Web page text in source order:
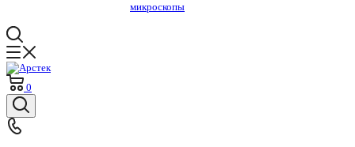
микроскопы
0